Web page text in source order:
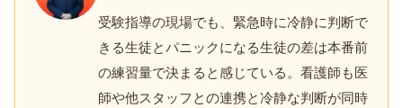
受験指導の現場でも、緊急時に冷静に判断で
きる生徒とパニックになる生徒の差は本番前
の練習量で決まると感じている。看護師も医
師や他スタッフとの連携と冷静な判断が同時